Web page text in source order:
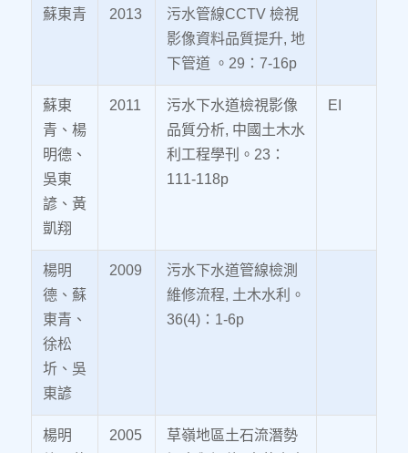
蘇東青 2013
污水管線CCTV 檢視
影像資料品質提升, 地
下管道 。29：7-16p
蘇東
青、楊
明德、
吳東
諺、黃
凱翔
2011
污水下水道檢視影像
品質分析, 中國土木水
利工程學刊。23：
111-118p
EI
楊明
德、蘇
東青、
徐松
圻、吳
東諺
2009
污水下水道管線檢測
維修流程, 土木水利。
36(4)：1-6p
楊明
2005
草嶺地區土石流潛勢